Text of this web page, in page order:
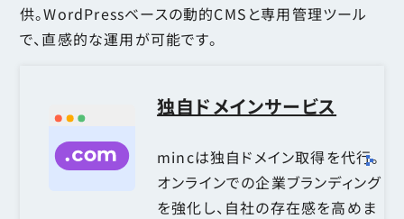
供。WordPressベースの動的CMSと専用管理ツール
で、直感的な運用が可能です。
独自ドメインサービス
mincは独自ドメイン取得を代行。
オンラインでの企業ブランディング
を強化し、自社の存在感を高めま